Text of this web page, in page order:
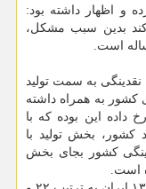
و اظهار داشته بود:
بدین سبب مشکل،
است.
به سمت تولید
کشور به همراه داشته
داده این بوده که با
کشور، بخش تولید با
کشور بجای بخش
است.